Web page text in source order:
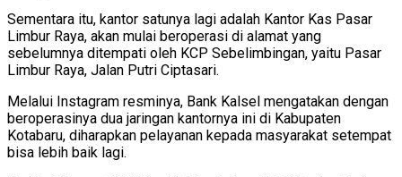
Sementara itu, kantor satunya lagi adalah Kantor Kas Pasar
Limbur Raya, akan mulai beroperasi di alamat yang
sebelumnya ditempati oleh KCP Sebelimbingan, yaitu Pasar
Limbur Raya, Jalan Putri Ciptasari.
Melalui Instagram resminya, Bank Kalsel mengatakan dengan
beroperasinya dua jaringan kantornya ini di Kabupaten
Kotabaru, diharapkan pelayanan kepada masyarakat setempat
bisa lebih baik lagi.